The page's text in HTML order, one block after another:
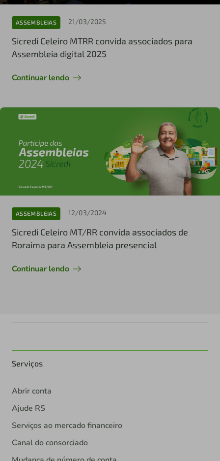
ASSEMBLEIAS 21/03/2025
Sicredi Celeiro MTRR convida associados para
Assembleia digital 2025
Continuar lendo
ASSEMBLEIAS 12/03/2024
Sicredi Celeiro MT/RR convida associados de
Roraima para Assembleia presencial
Continuar lendo
Serviços
Abrir conta
Ajude RS
Serviços ao mercado financeiro
Canal do consorciado